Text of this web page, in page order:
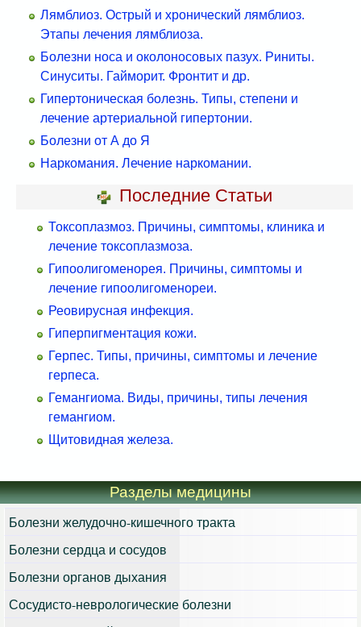
Лямблиоз. Острый и хронический лямблиоз.
Этапы лечения лямблиоза.
Болезни носа и околоносовых пазух. Риниты.
Синуситы. Гайморит. Фронтит и др.
Гипертоническая болезнь. Типы, степени и
лечение артериальной гипертонии.
Болезни от А до Я
Наркомания. Лечение наркомании.
Последние Статьи
Токсоплазмоз. Причины, симптомы, клиника и
лечение токсоплазмоза.
Гипоолигоменорея. Причины, симптомы и
лечение гипоолигоменореи.
Реовирусная инфекция.
Гиперпигментация кожи.
Герпес. Типы, причины, симптомы и лечение
герпеса.
Гемангиома. Виды, причины, типы лечения
гемангиом.
Щитовидная железа.
Разделы медицины
Болезни желудочно-кишечного тракта
Болезни сердца и сосудов
Болезни органов дыхания
Сосудисто-неврологические болезни